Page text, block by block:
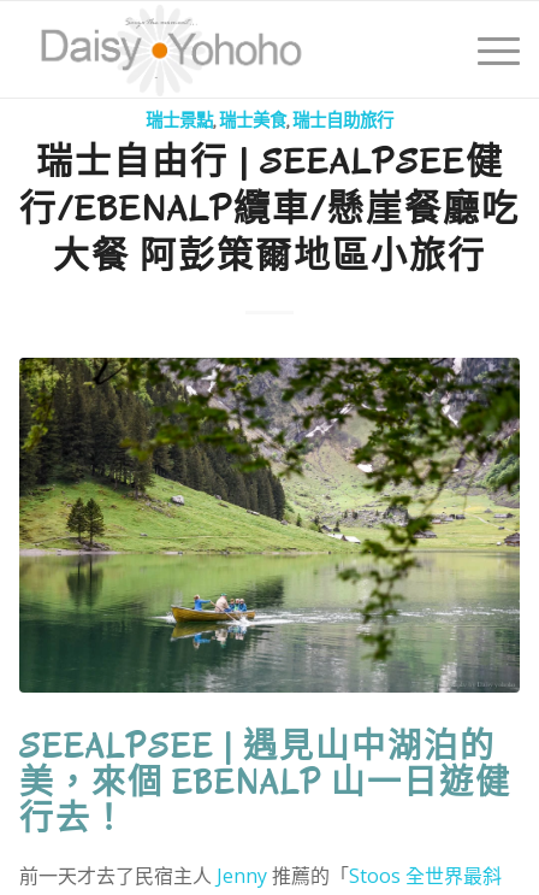
瑞士景點,瑞士美食,瑞士自助旅行
瑞士自由行 | SEEALPSEE健
行/EBENALP纜車/懸崖餐廳吃
大餐 阿彭策爾地區小旅行
SEEALPSEE | 遇見山中湖泊的
美，來個 EBENALP 山一日遊健
行去！
前一天才去了民宿主人 Jenny推薦的「Stoos 全世界最斜